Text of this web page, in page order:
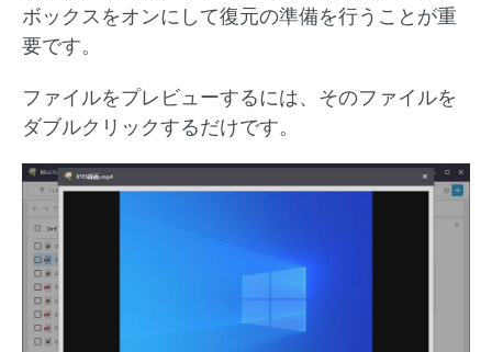
ボックスをオンにして復元の準備を行うことが重
要です。
ファイルをプレビューするには、そのファイルを
ダブルクリックするだけです。